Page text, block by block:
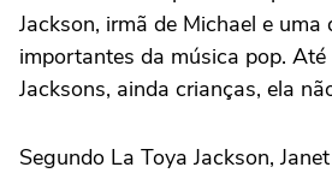
Jackson, irmã de Michael e
importantes da música pop.
Jacksons, ainda crianças, ela
Segundo La Toya Jackson,